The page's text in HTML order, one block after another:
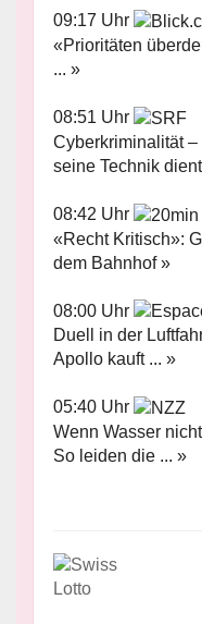
09:17 Uhr
«Prioritäten
... »
08:51 Uhr
Cyberkriminalität
seine Technik
08:42 Uhr
«Recht Kritisch»:
dem Bahnhof »
08:00 Uhr
Duell in der
Apollo kauft ... »
05:40 Uhr
Wenn Wasser
So leiden die ... »